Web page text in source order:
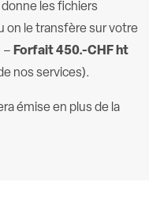
donne les fichiers
on le transfère sur votre
– Forfait 450.-CHF ht
nos services).
émise en plus de la